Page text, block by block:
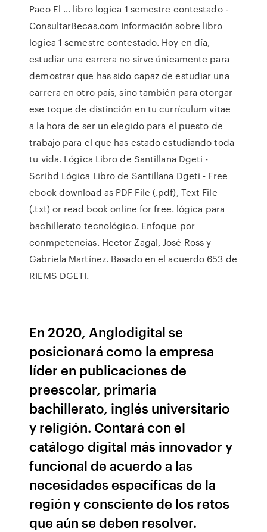
Paco El … libro logica 1 semestre contestado -
ConsultarBecas.com Información sobre libro
logica 1 semestre contestado. Hoy en día,
estudiar una carrera no sirve únicamente para
demostrar que has sido capaz de estudiar una
carrera en otro país, sino también para otorgar
ese toque de distinción en tu currículum vitae
a la hora de ser un elegido para el puesto de
trabajo para el que has estado estudiando toda
tu vida. Lógica Libro de Santillana Dgeti -
Scribd Lógica Libro de Santillana Dgeti - Free
ebook download as PDF File (.pdf), Text File
(.txt) or read book online for free. lógica para
bachillerato tecnológico. Enfoque por
conmpetencias. Hector Zagal, José Ross y
Gabriela Martínez. Basado en el acuerdo 653 de
RIEMS DGETI.
En 2020, Anglodigital se
posicionará como la empresa
líder en publicaciones de
preescolar, primaria
bachillerato, inglés universitario
y religión. Contará con el
catálogo digital más innovador y
funcional de acuerdo a las
necesidades específicas de la
región y consciente de los retos
que aún se deben resolver.